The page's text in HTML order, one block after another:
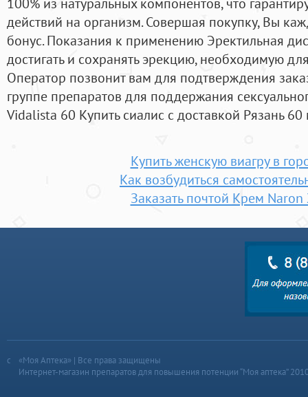
действий на организм. Совершая покупку, Вы
бонус. Показания к применению Эректильная
достигать и сохранять эрекцию, необходимую
Оператор позвонит вам для подтверждения
группе препаратов для поддержания
Vidalista 60 Купить сиалис с доставкой Рязань 60
Купить женскую виагру в
Как возбудиться
Заказать почтой Крем
«Моя Аптека» | Все права защищены
Интернет-магазин препаратов для повышения потенции “Моя аптека”